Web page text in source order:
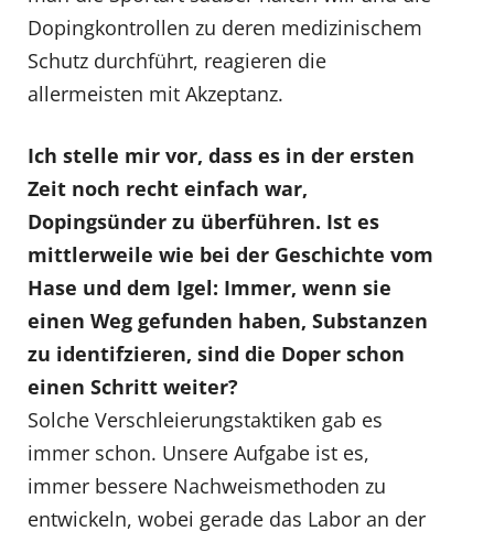
Dopingkontrollen zu deren medizinischem
Schutz durchführt, reagieren die
allermeisten mit Akzeptanz.
Ich stelle mir vor, dass es in der ersten
Zeit noch recht einfach war,
Dopingsünder zu überführen. Ist es
mittlerweile wie bei der Geschichte vom
Hase und dem Igel: Immer, wenn sie
einen Weg gefunden haben, Substanzen
zu identifzieren, sind die Doper schon
einen Schritt weiter?
Solche Verschleierungstaktiken gab es
immer schon. Unsere Aufgabe ist es,
immer bessere Nachweismethoden zu
entwickeln, wobei gerade das Labor an der